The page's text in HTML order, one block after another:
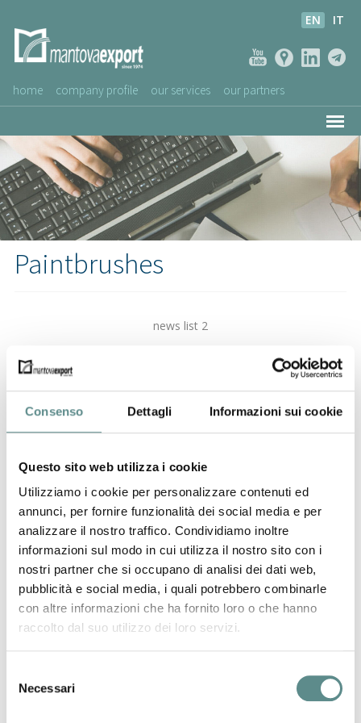
Consenso Dettagli Informazioni sui cookie
Questo sito web utilizza i cookie
Utilizziamo i cookie per personalizzare contenuti ed
annunci, per fornire funzionalità dei social media e per
analizzare il nostro traffico. Condividiamo inoltre
informazioni sul modo in cui utilizza il nostro sito con i
nostri partner che si occupano di analisi dei dati web,
pubblicità e social media, i quali potrebbero combinarle
con altre informazioni che ha fornito loro o che hanno
raccolto dal suo utilizzo dei loro servizi.
delNecessari
EN IT
home company profile our services our partners
ASSOCIATED COMPANIES
NEWS
VIDEOS
CUSTOMERS SERVICE
Paintbrushes
news list 2
Pennelli Cinghiale Spa
Via Cò de B. Levante, 28
46019 CICOGNARA DI VIADANA (MN)